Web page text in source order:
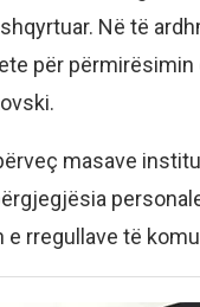
Në të
për përmirësimin
masave
e rregullave të